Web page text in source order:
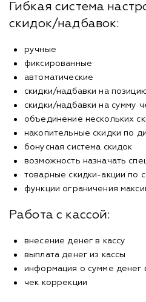
Гибкая система
скидок/надбавок:
ручные
фиксированные
автоматические
скидки/надбавки на
скидки/надбавки на сумму
объединение нескольких
накопительные скидки по
бонусная система скидок
возможность назначать
товарные скидки-акции по
функции ограничения
Работа с кассой:
внесение денег в кассу
выплата денег из кассы
информация о сумме денег
чек коррекции